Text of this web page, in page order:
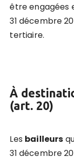
être engagées
31 décembre
tertiaire.
À
(art. 20)
Les bailleurs
31 décembre